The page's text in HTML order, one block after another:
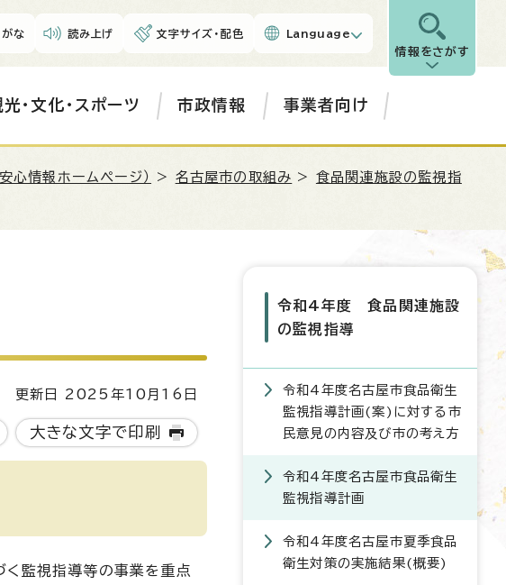
がな 読み上げ 文字サイズ・配色 Language
情報をさがす
・文化・スポーツ 市政情報 事業者向け
心情報ホームページ） > 名古屋市の取組み > 食品関連施設の監視指
更新日 2025年10月16日
大きな文字で印刷
く監視指導等の事業を重点
令和4年度 食品関連施設
の監視指導
令和4年度名古屋市食品衛生
監視指導計画(案)に対する市
民意見の内容及び市の考え方
令和4年度名古屋市食品衛生
監視指導計画
令和4年度名古屋市夏季食品
衛生対策の実施結果(概要)